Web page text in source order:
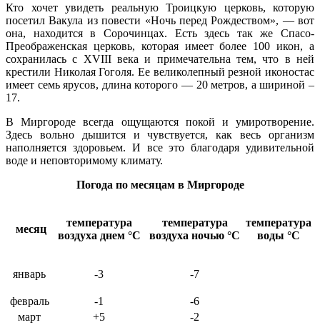
Кто хочет увидеть реальную Троицкую церковь, которую
посетил Вакула из повести «Ночь перед Рождеством», — вот
она, находится в Сорочинцах. Есть здесь так же Спасо-
Преображенская церковь, которая имеет более 100 икон, а
сохранилась с XVIII века и примечательна тем, что в ней
крестили Николая Гоголя. Ее великолепный резной иконостас
имеет семь ярусов, длина которого — 20 метров, а шириной –
17.
В Миргороде всегда ощущаются покой и умиротворение.
Здесь вольно дышится и чувствуется, как весь организм
наполняется здоровьем. И все это благодаря удивительной
воде и неповторимому климату.
Погода по месяцам в Миргороде
месяц
температура
воздуха днем °C
температура
воздуха ночью °C
температура
воды °C
январь -3 -7
февраль -1
-6
март
+5
-2